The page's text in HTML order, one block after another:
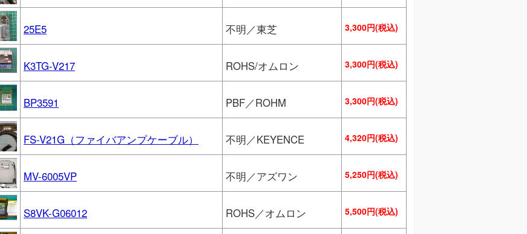
25E5 不明／東芝 3,300円(税込)
K3TG-V217 ROHS/オムロン 3,300円(税込)
BP3591 PBF／ROHM 3,300円(税込)
FS-V21G（ファイバアンプケーブル） 不明／KEYENCE 4,320円(税込)
MV-6005VP 不明／アズワン 5,250円(税込)
S8VK-G06012 ROHS／オムロン 5,500円(税込)